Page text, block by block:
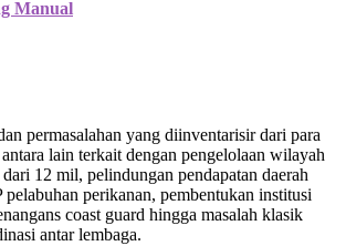
Manual
permasalahan yang diinventarisir dari para
lain terkait dengan pengelolaan wilayah
12 mil, pelindungan pendapatan daerah
perikanan, pembentukan institusi
coast guard hingga masalah klasik
antar lembaga.